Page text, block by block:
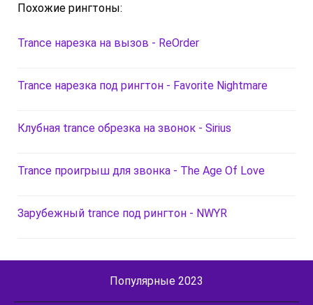
Похожие рингтоны:
Trance нарезка на вызов - ReOrder
Trance нарезка под рингтон - Favorite Nightmare
Клубная trance обрезка на звонок - Sirius
Trance проигрыш для звонка - The Age Of Love
Зарубежный trance под рингтон - NWYR
Популярные 2023